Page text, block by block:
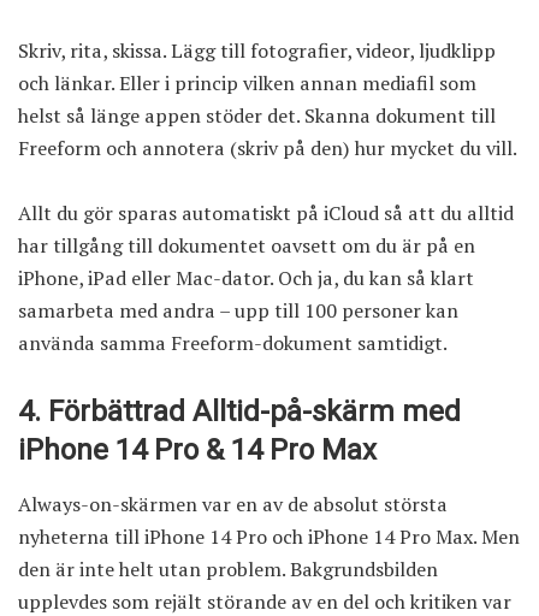
Skriv, rita, skissa. Lägg till fotografier, videor, ljudklipp
och länkar. Eller i princip vilken annan mediafil som
helst så länge appen stöder det. Skanna dokument till
Freeform och annotera (skriv på den) hur mycket du vill.
Allt du gör sparas automatiskt på iCloud så att du alltid
har tillgång till dokumentet oavsett om du är på en
iPhone, iPad eller Mac-dator. Och ja, du kan så klart
samarbeta med andra – upp till 100 personer kan
använda samma Freeform-dokument samtidigt.
4. Förbättrad Alltid-på-skärm med
iPhone 14 Pro & 14 Pro Max
Always-on-skärmen var en av de absolut största
nyheterna till iPhone 14 Pro och iPhone 14 Pro Max. Men
den är inte helt utan problem. Bakgrundsbilden
upplevdes som rejält störande av en del och kritiken var